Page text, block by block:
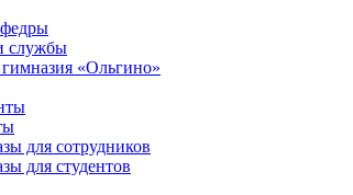
службы
«Ольгино»
для сотрудников
для студентов